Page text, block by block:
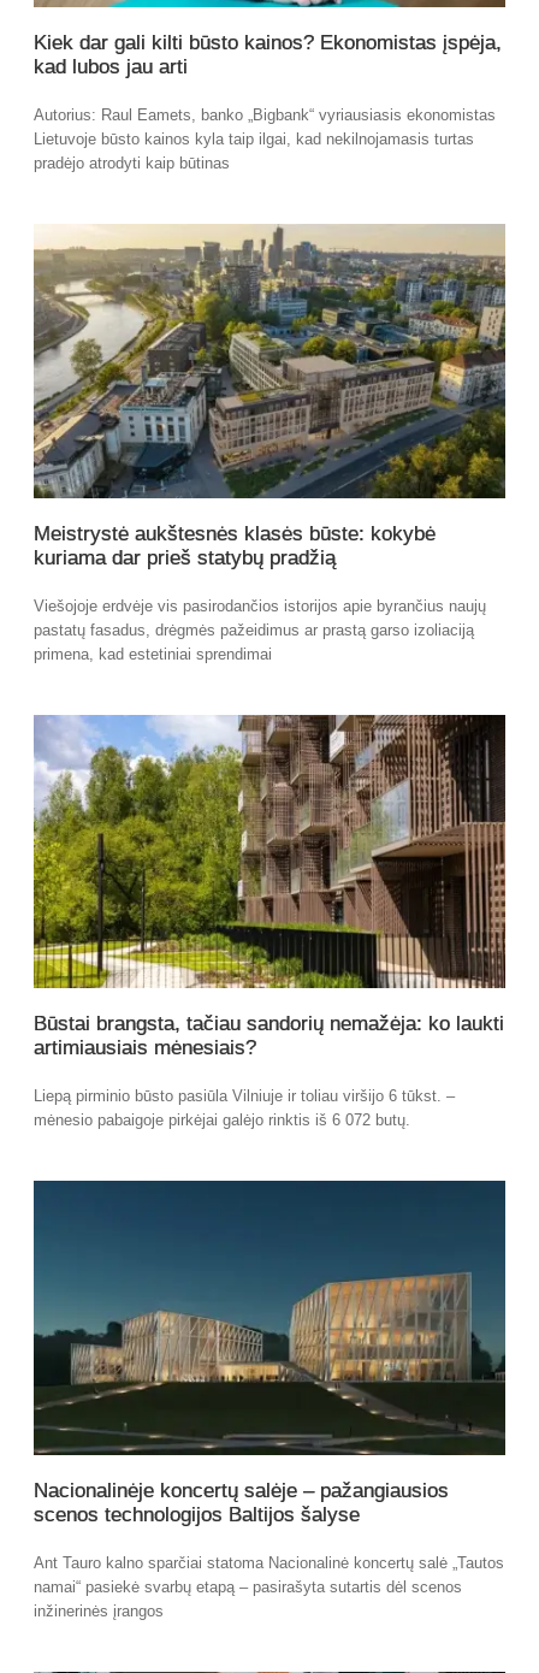
Kiek dar gali kilti būsto kainos? Ekonomistas įspėja,
kad lubos jau arti
Autorius: Raul Eamets, banko „Bigbank“ vyriausiasis ekonomistas
Lietuvoje būsto kainos kyla taip ilgai, kad nekilnojamasis turtas
pradėjo atrodyti kaip būtinas
Meistrystė aukštesnės klasės būste: kokybė
kuriama dar prieš statybų pradžią
Viešojoje erdvėje vis pasirodančios istorijos apie byrančius naujų
pastatų fasadus, drėgmės pažeidimus ar prastą garso izoliaciją
primena, kad estetiniai sprendimai
Būstai brangsta, tačiau sandorių nemažėja: ko laukti
artimiausiais mėnesiais?
Liepą pirminio būsto pasiūla Vilniuje ir toliau viršijo 6 tūkst. –
mėnesio pabaigoje pirkėjai galėjo rinktis iš 6 072 butų.
Nacionalinėje koncertų salėje – pažangiausios
scenos technologijos Baltijos šalyse
Ant Tauro kalno sparčiai statoma Nacionalinė koncertų salė „Tautos
namai“ pasiekė svarbų etapą – pasirašyta sutartis dėl scenos
inžinerinės įrangos